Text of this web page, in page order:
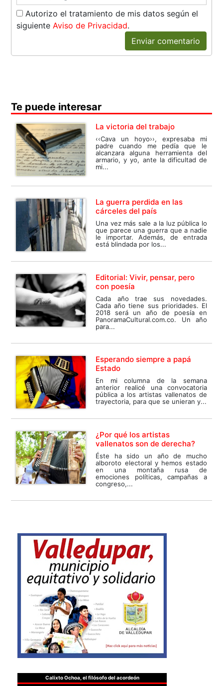
Autorizo el tratamiento de mis datos según el
siguiente Aviso de Privacidad.
Enviar comentario
Te puede interesar
La victoria del trabajo
‹‹Cava un hoyo››, expresaba mi
padre cuando me pedía que le
alcanzara alguna herramienta del
armario, y yo, ante la dificultad de
mi...
La guerra perdida en las
cárceles del país
Una vez más sale a la luz pública lo
que parece una guerra que a nadie
le importar. Además, de entrada
está blindada por los...
Editorial: Vivir, pensar, pero
con poesía
Cada año trae sus novedades.
Cada año tiene sus prioridades. El
2018 será un año de poesía en
PanoramaCultural.com.co. Un año
para...
Esperando siempre a papá
Estado
En mi columna de la semana
anterior realicé una convocatoria
pública a los artistas vallenatos de
trayectoria, para que se unieran y...
¿Por qué los artistas
vallenatos son de derecha?
Éste ha sido un año de mucho
alboroto electoral y hemos estado
en una montaña rusa de
emociones políticas, campañas a
congreso,...
Calixto Ochoa, el filósofo del acordeón